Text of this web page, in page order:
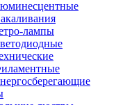
лампы